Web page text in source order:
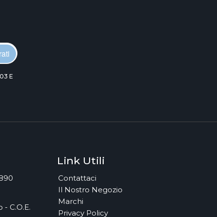
E
C.O.E.
Link Utili
Contattaci
Il Nostro Negozio
Marchi
Privacy Policy